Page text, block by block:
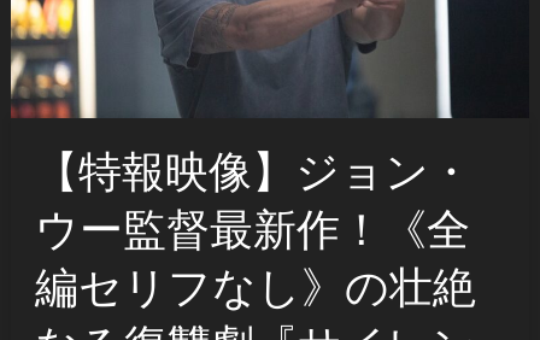
【特報映像】ジョン・
ウー監督最新作！《全
編セリフなし》の壮絶